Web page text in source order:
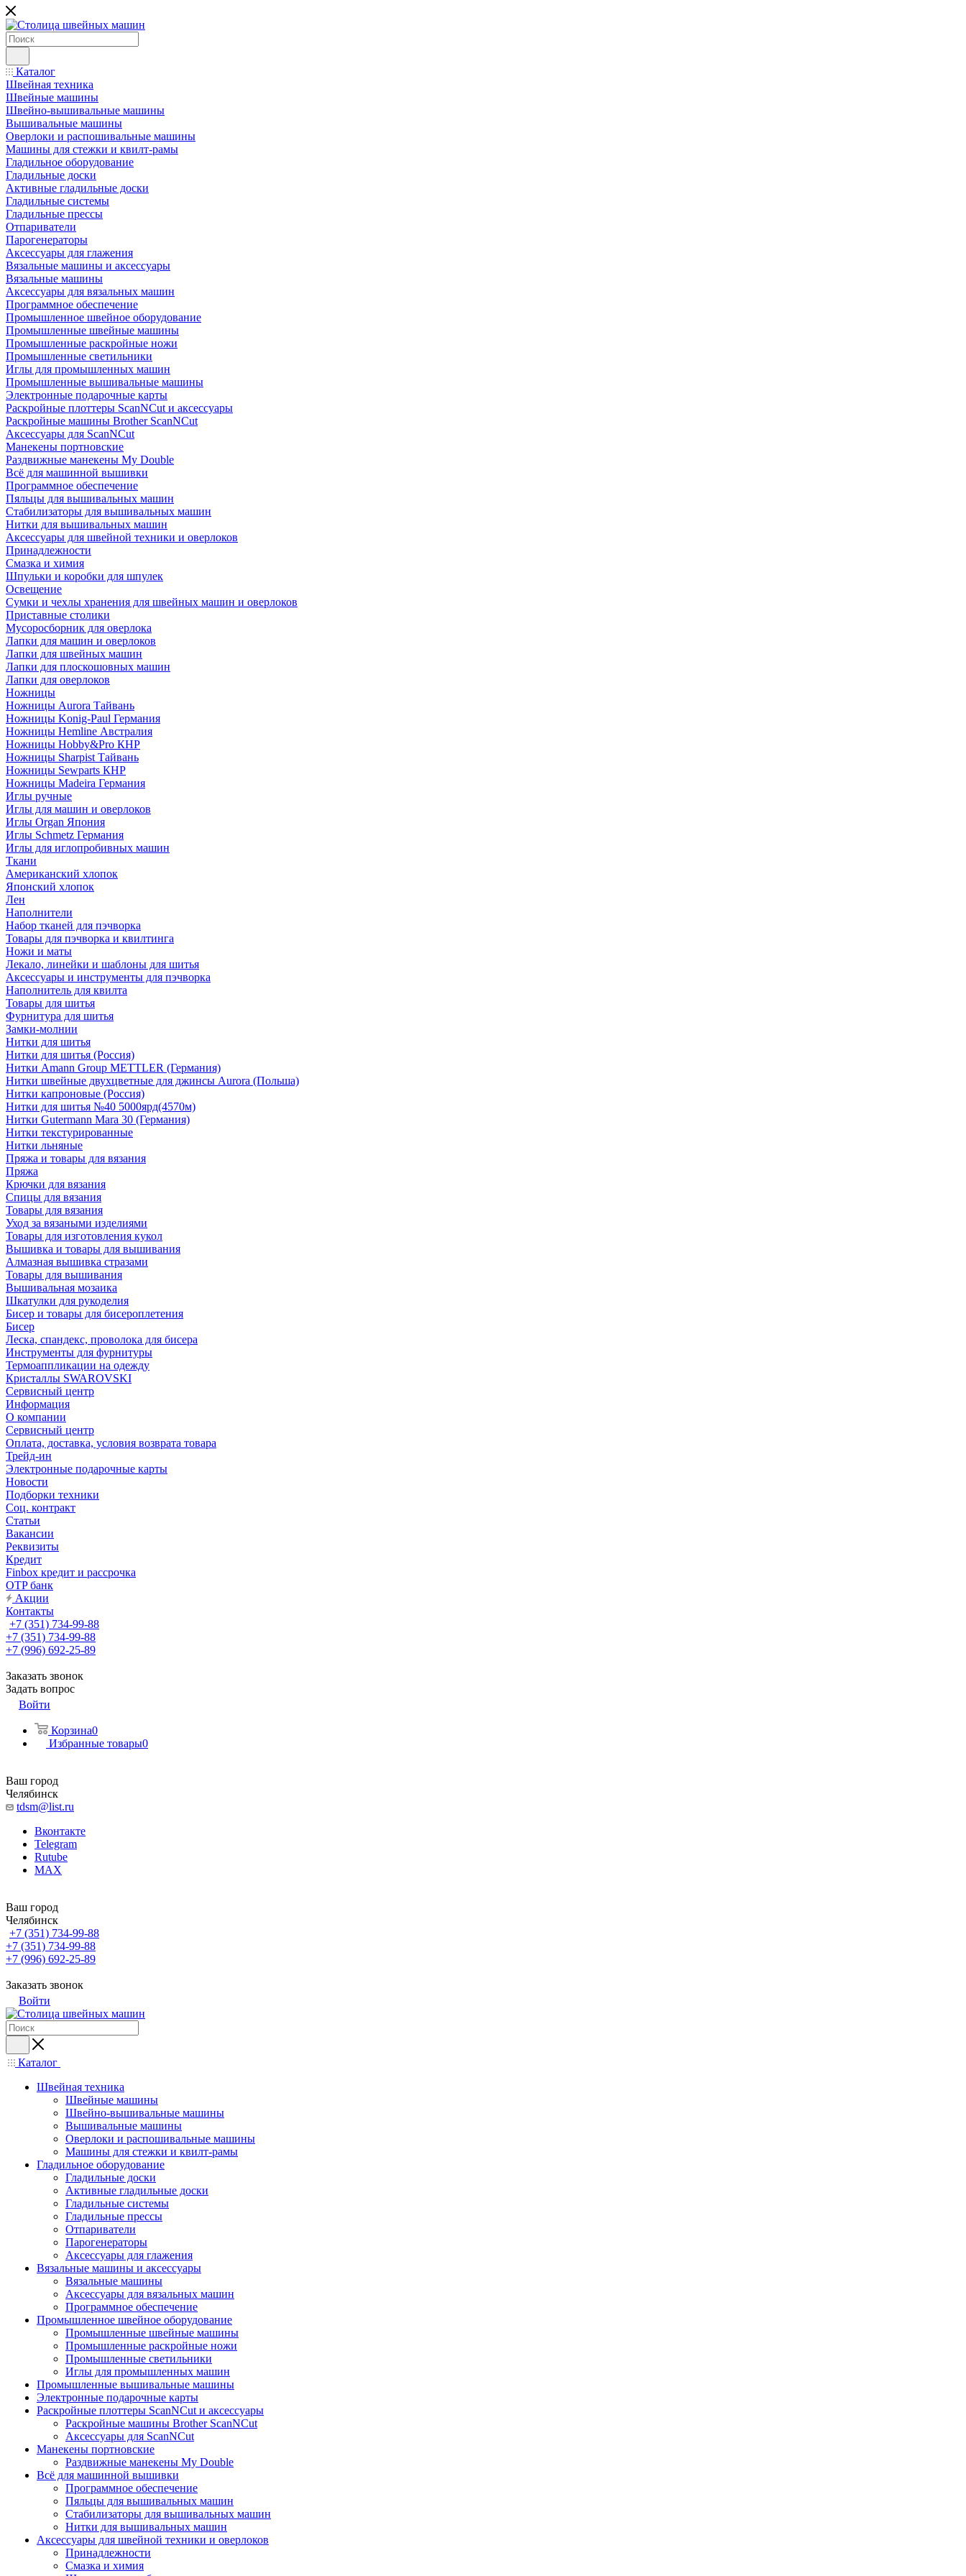
Каталог
Швейная техника
Швейные машины
Швейно-вышивальные машины
Вышивальные машины
Оверлоки и распошивальные машины
Машины для стежки и квилт-рамы
Гладильное оборудование
Гладильные доски
Активные гладильные доски
Гладильные системы
Гладильные прессы
Отпариватели
Парогенераторы
Аксессуары для глажения
Вязальные машины и аксессуары
Вязальные машины
Аксессуары для вязальных машин
Программное обеспечение
Промышленное швейное оборудование
Промышленные швейные машины
Промышленные раскройные ножи
Промышленные светильники
Иглы для промышленных машин
Промышленные вышивальные машины
Электронные подарочные карты
Раскройные плоттеры ScanNCut и аксессуары
Раскройные машины Brother ScanNCut
Аксессуары для ScanNCut
Манекены портновские
Раздвижные манекены My Double
Всё для машинной вышивки
Программное обеспечение
Пяльцы для вышивальных машин
Стабилизаторы для вышивальных машин
Нитки для вышивальных машин
Аксессуары для швейной техники и оверлоков
Принадлежности
Смазка и химия
Шпульки и коробки для шпулек
Освещение
Сумки и чехлы хранения для швейных машин и оверлоков
Приставные столики
Мусоросборник для оверлока
Лапки для машин и оверлоков
Лапки для швейных машин
Лапки для плоскошовных машин
Лапки для оверлоков
Ножницы
Ножницы Aurora Тайвань
Ножницы Konig-Paul Германия
Ножницы Hemline Австралия
Ножницы Hobby&Pro КНР
Ножницы Sharpist Тайвань
Ножницы Sewparts КНР
Ножницы Madeira Германия
Иглы ручные
Иглы для машин и оверлоков
Иглы Organ Япония
Иглы Schmetz Германия
Иглы для иглопробивных машин
Ткани
Американский хлопок
Японский хлопок
Лен
Наполнители
Набор тканей для пэчворка
Товары для пэчворка и квилтинга
Ножи и маты
Лекало, линейки и шаблоны для шитья
Аксессуары и инструменты для пэчворка
Наполнитель для квилта
Товары для шитья
Фурнитура для шитья
Замки-молнии
Нитки для шитья
Нитки для шитья (Россия)
Нитки Amann Group METTLER (Германия)
Нитки швейные двухцветные для джинсы Aurora (Польша)
Нитки капроновые (Россия)
Нитки для шитья №40 5000ярд(4570м)
Нитки Gutermann Mara 30 (Германия)
Нитки текстурированные
Нитки льняные
Пряжа и товары для вязания
Пряжа
Крючки для вязания
Спицы для вязания
Товары для вязания
Уход за вязаными изделиями
Товары для изготовления кукол
Вышивка и товары для вышивания
Алмазная вышивка стразами
Товары для вышивания
Вышивальная мозаика
Шкатулки для рукоделия
Бисер и товары для бисероплетения
Бисер
Леска, спандекс, проволока для бисера
Инструменты для фурнитуры
Термоаппликации на одежду
Кристаллы SWAROVSKI
Сервисный центр
Информация
О компании
Сервисный центр
Оплата, доставка, условия возврата товара
Трейд-ин
Электронные подарочные карты
Новости
Подборки техники
Соц. контракт
Статьи
Вакансии
Реквизиты
Кредит
Finbox кредит и рассрочка
OTP банк
Акции
Контакты
+7 (351) 734-99-88
+7 (351) 734-99-88
+7 (996) 692-25-89
Заказать звонок
Задать вопрос
Войти
Корзина0
Избранные товары0
Ваш город
Челябинск
tdsm@list.ru
Вконтакте
Telegram
Rutube
MAX
Ваш город
Челябинск
+7 (351) 734-99-88
+7 (351) 734-99-88
+7 (996) 692-25-89
Заказать звонок
Войти
Каталог
Швейная техника
Швейные машины
Швейно-вышивальные машины
Вышивальные машины
Оверлоки и распошивальные машины
Машины для стежки и квилт-рамы
Гладильное оборудование
Гладильные доски
Активные гладильные доски
Гладильные системы
Гладильные прессы
Отпариватели
Парогенераторы
Аксессуары для глажения
Вязальные машины и аксессуары
Вязальные машины
Аксессуары для вязальных машин
Программное обеспечение
Промышленное швейное оборудование
Промышленные швейные машины
Промышленные раскройные ножи
Промышленные светильники
Иглы для промышленных машин
Промышленные вышивальные машины
Электронные подарочные карты
Раскройные плоттеры ScanNCut и аксессуары
Раскройные машины Brother ScanNCut
Аксессуары для ScanNCut
Манекены портновские
Раздвижные манекены My Double
Всё для машинной вышивки
Программное обеспечение
Пяльцы для вышивальных машин
Стабилизаторы для вышивальных машин
Нитки для вышивальных машин
Аксессуары для швейной техники и оверлоков
Принадлежности
Смазка и химия